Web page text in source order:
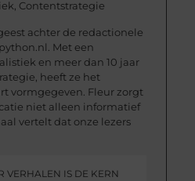
Contentstrategie
achter de redactionele
Met een
en meer dan 10 jaar
heeft ze het
vormgegeven. Fleur zorgt
niet alleen informatief
vertelt dat onze lezers
VERHALEN IS DE KERN